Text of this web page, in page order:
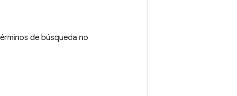
de búsqueda no